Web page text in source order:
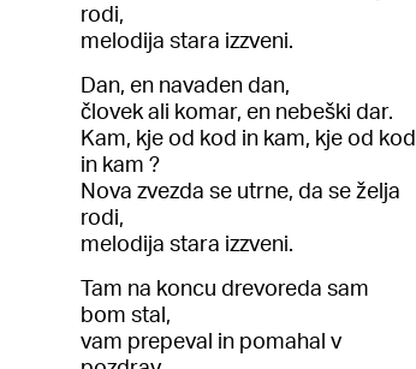
rodi,
melodija stara izzveni.
Dan, en navaden dan,
človek ali komar, en nebeški dar.
Kam, kje od kod in kam, kje od kod
in kam ?
Nova zvezda se utrne, da se želja
rodi,
melodija stara izzveni.
Tam na koncu drevoreda sam
bom stal,
vam prepeval in pomahal v